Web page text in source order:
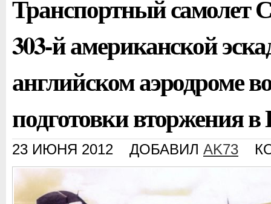
Транспортный самолет
303-й американской
английском аэродроме
подготовки вторжения
23 ИЮНЯ 2012 ДОБАВИЛ AK73